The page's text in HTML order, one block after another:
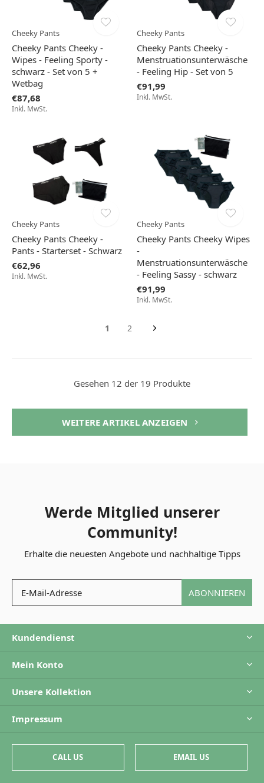
Cheeky Pants
Cheeky Pants Cheeky -
Wipes - Feeling Sporty -
schwarz - Set von 5 +
Wetbag
€87,68
Inkl. MwSt.
Cheeky Pants
Cheeky Pants Cheeky -
Menstruationsunterwäsche
- Feeling Hip - Set von 5
€91,99
Inkl. MwSt.
Cheeky Pants
Cheeky Pants Cheeky -
Pants - Starterset - Schwarz
€62,96
Inkl. MwSt.
Cheeky Pants
Cheeky Pants Cheeky Wipes
-
Menstruationsunterwäsche
- Feeling Sassy - schwarz
€91,99
Inkl. MwSt.
1 2
Gesehen 12 der 19 Produkte
WEITERE ARTIKEL ANZEIGEN
Werde Mitglied unserer
Community!
Erhalte die neuesten Angebote und nachhaltige Tipps
ABONNIEREN
Kundendienst
Mein Konto
Unsere Kollektion
Impressum
CALL US EMAIL US